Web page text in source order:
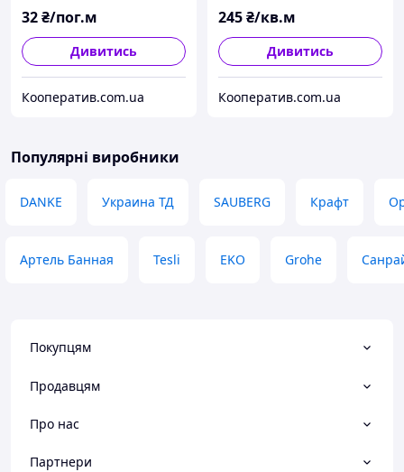
32₴/пог.м
Дивитись
Кооператив.com.ua
245₴/кв.м
Дивитись
Кооператив.com.ua
Популярні виробники
DANKE Украина ТД SAUBERG Крафт
Артель Банная Tesli EKO Grohe
Покупцям
Продавцям
Про нас
Партнери